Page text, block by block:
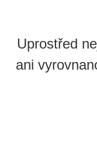
Uprostřed
ani